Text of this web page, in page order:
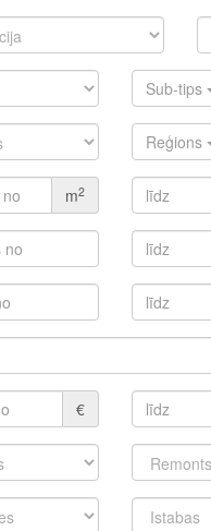
Sub-tips
Reģions
m2
€